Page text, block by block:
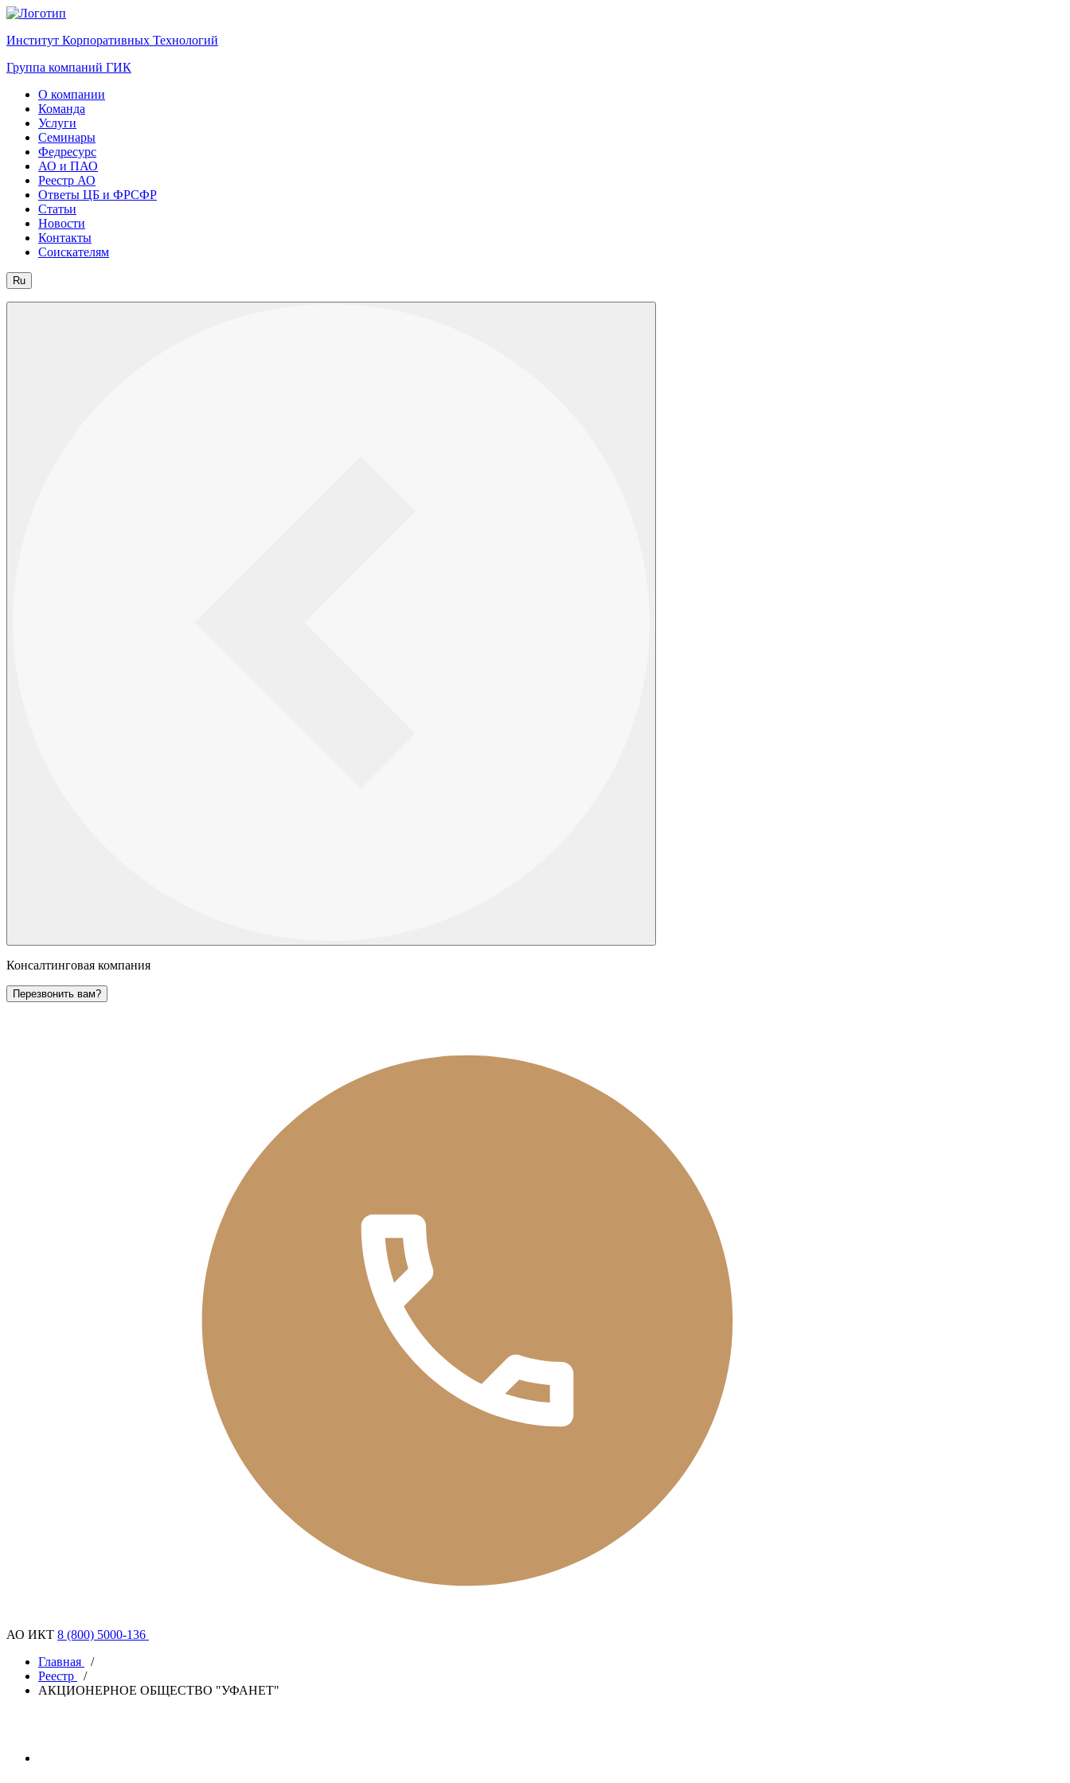
Институт Корпоративных Технологий
Группа компаний ГИК
О компании
Команда
Услуги
Семинары
Федресурс
АО и ПАО
Реестр АО
Ответы ЦБ и ФРСФР
Статьи
Новости
Контакты
Соискателям
Ru
Консалтинговая компания
Перезвонить вам?
АО ИКТ 8 (800) 5000-136
Главная
/
Реестр
/
АКЦИОНЕРНОЕ ОБЩЕСТВО "УФАНЕТ"